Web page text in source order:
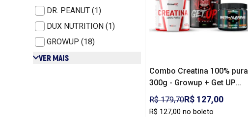
DR. PEANUT (1)
DUX NUTRITION (1)
GROWUP (18)
VER MAIS
Combo Creatina 100% pura
300g - Growup + Get UP
200g - Growup + Beta
alanina 100g - Black skull
R$ 179,70R$ 127,00
R$ 127,00 no boleto